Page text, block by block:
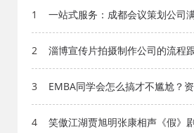
1 一站式服务：成都会议策划公司
2
淄博宣传片拍摄制作公司的流程
3
EMBA同学会怎么搞才不尴尬？
4
笑傲江湖贾旭明张康相声《假》